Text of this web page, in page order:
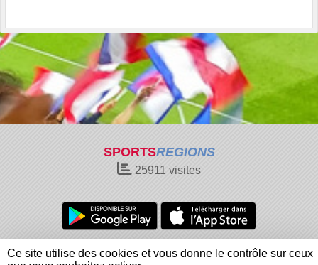
SPORTSREGIONS
25911 visites
Charte cookies
Gestion des cookies
Ce site utilise des cookies et vous donne le contrôle sur ceux